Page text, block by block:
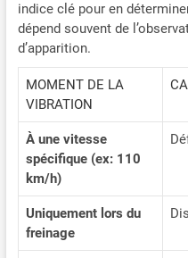
indice clé pour en
dépend souvent de
d’apparition.
MOMENT DE LA
VIBRATION
À une vitesse
spécifique (ex: 110
km/h)
Uniquement lors du
freinage